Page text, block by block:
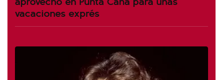
vacaciones exprés